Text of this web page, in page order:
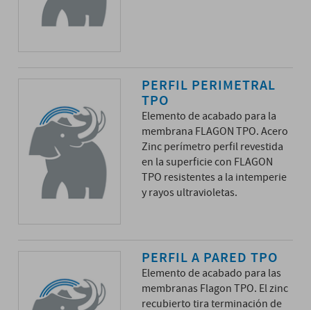
PERFIL PERIMETRAL
TPO
Elemento de acabado para la
membrana FLAGON TPO. Acero
Zinc perímetro perfil revestida
en la superficie con FLAGON
TPO resistentes a la intemperie
y rayos ultravioletas.
PERFIL A PARED TPO
Elemento de acabado para las
membranas Flagon TPO. El zinc
recubierto tira terminación de